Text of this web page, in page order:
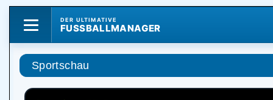
DER ULTIMATIVE
FUSSBALLMANAGER
Sportschau